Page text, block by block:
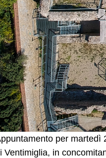
per martedì
Ventimiglia, in